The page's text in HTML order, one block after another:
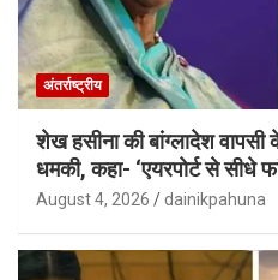
अंतर्राष्ट्रीय
शेख हसीना की बांग्लादेश वापसी
धमकी, कहा- ‘एयरपोर्ट से सीधे
August 4, 2026 dainikpahuna